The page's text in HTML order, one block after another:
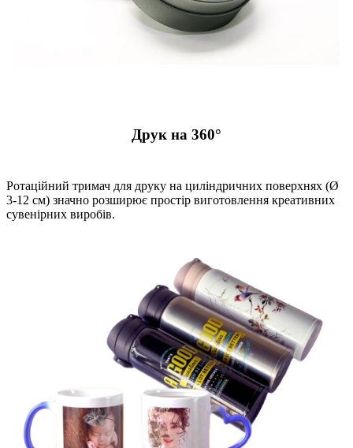
Друк на 360°
Ротаційний тримач для друку на циліндричних поверхнях (Ø
3-12 см) значно розширює простір виготовлення креативних
сувенірних виробів.